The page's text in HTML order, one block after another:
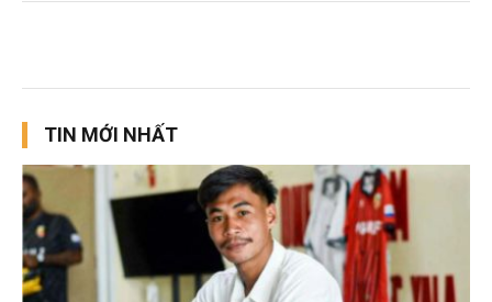
TIN MỚI NHẤT